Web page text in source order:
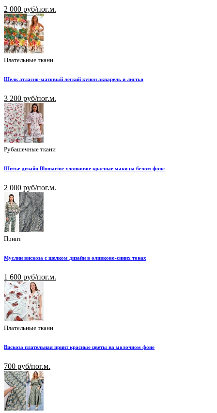
2 000 руб/пог.м.
Плательные ткани
Шелк атласно-матовый лёгкий купон акварель и листья
3 200 руб/пог.м.
Рубашечные ткани
Шитье дизайн Blumarine хлопковое красные маки на белом фоне
2 000 руб/пог.м.
Принт
Муслин вискоза с шелком дизайн в оливково-синих тонах
1 600 руб/пог.м.
Плательные ткани
Вискоза плательная принт красные цветы на молочном фоне
700 руб/пог.м.